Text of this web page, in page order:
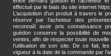
effectué par le biais du site internet
L’acquisition d’un produit à travers le
réserve par l’acheteur des
reconnaît avoir pris connaissance
guédon conserve la possibilité de
ventes, afin de respecter toute
l’utilisation de son site. De ce fait,
vigueur à la date de la commande par